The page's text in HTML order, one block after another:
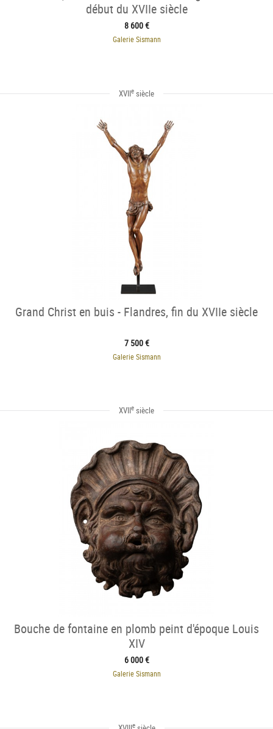
début du XVIIe siècle
8 600 €
Galerie Sismann
XVIIe siècle
Grand Christ en buis - Flandres, fin du XVIIe siècle
7 500 €
Galerie Sismann
XVIIe siècle
Bouche de fontaine en plomb peint d'époque Louis
XIV
6 000 €
Galerie Sismann
e